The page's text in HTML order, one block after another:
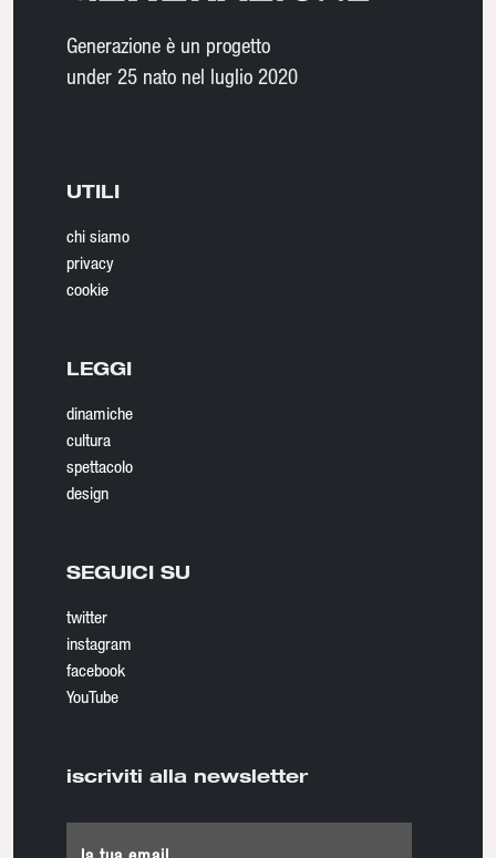
Generazione è un progetto
under 25 nato nel luglio 2020
UTILI
chi siamo
privacy
cookie
LEGGI
dinamiche
cultura
spettacolo
design
SEGUICI SU
twitter
instagram
facebook
YouTube
iscriviti alla newsletter